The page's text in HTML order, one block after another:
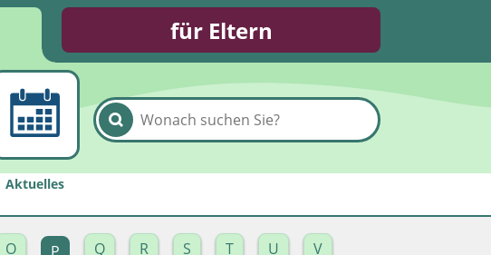
für Eltern
Aktuelles
O Q R S T U
V